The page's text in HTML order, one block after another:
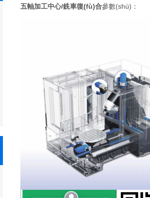
五軸加工中心/銑車復(fù)合參數(shù)：